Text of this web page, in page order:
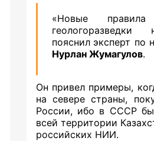
«Новые
пояснил эксперт по
Нурлан Жумагулов.
Он привел примеры,
на севере страны,
России, ибо в СССР
всей территории
российских НИИ.